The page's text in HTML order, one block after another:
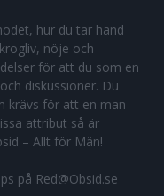
hur du tar hand
nöje och
för att du som en
diskussioner. Du
krävs för att en man
attribut så är
– Allt för Män!
på Red@Obsid.se